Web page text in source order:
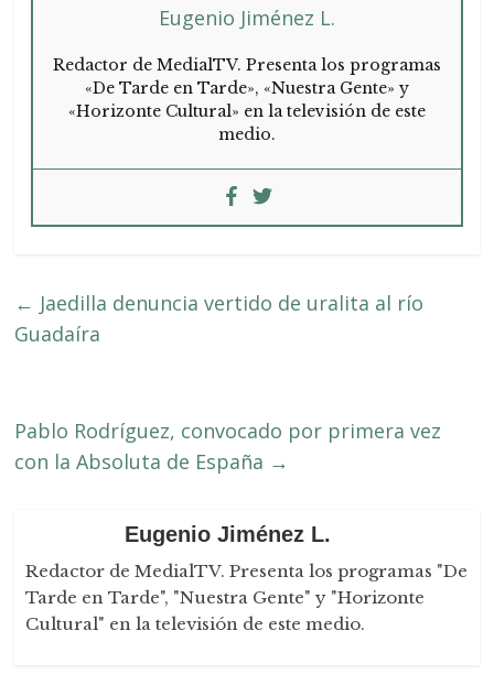
Eugenio Jiménez L.
Redactor de MedialTV. Presenta los programas
«De Tarde en Tarde», «Nuestra Gente» y
«Horizonte Cultural» en la televisión de este
medio.
← Jaedilla denuncia vertido de uralita al río
Guadaíra
Pablo Rodríguez, convocado por primera vez
con la Absoluta de España →
Eugenio Jiménez L.
Redactor de MedialTV. Presenta los programas "De
Tarde en Tarde", "Nuestra Gente" y "Horizonte
Cultural" en la televisión de este medio.